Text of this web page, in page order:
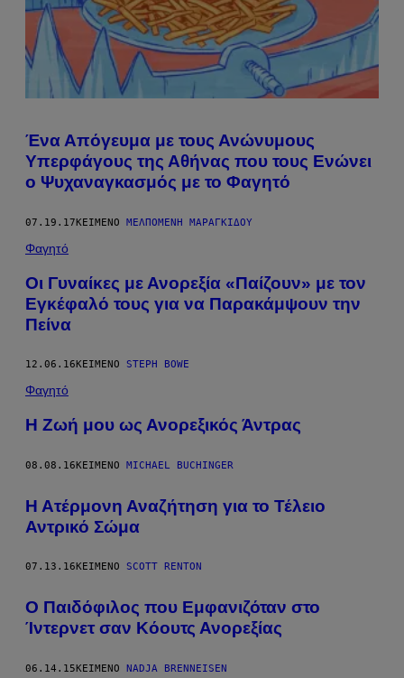
Ένα Απόγευμα με τους Ανώνυμους
Υπερφάγους της Αθήνας που τους Ενώνει
ο Ψυχαναγκασμός με το Φαγητό
07.19.17ΚΕΊΜΕΝΟ ΜΕΛΠΟΜΈΝΗ ΜΑΡΑΓΚΊΔΟΥ
Φαγητό
Οι Γυναίκες με Ανορεξία «Παίζουν» με τον
Eγκέφαλό τους για να Παρακάμψουν την
Πείνα
12.06.16 ΚΕΊΜΕΝΟ STEPH BOWE
Φαγητό
Η Ζωή μου ως Ανορεξικός Άντρας
08.08.16ΚΕΊΜΕΝΟ MICHAEL BUCHINGER
Η Ατέρμονη Αναζήτηση για το Τέλειο
Αντρικό Σώμα
07.13.16 ΚΕΊΜΕΝΟ SCOTT RENTON
Ο Παιδόφιλος που Εμφανιζόταν στο
Ίντερνετ σαν Kόουτς Ανορεξίας
06.14.15ΚΕΊΜΕΝΟ NADJA BRENNEISEN